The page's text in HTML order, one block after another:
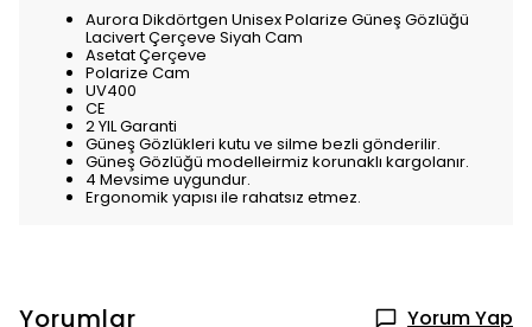
Aurora Dikdörtgen Unisex Polarize Güneş Gözlüğü
Lacivert Çerçeve Siyah Cam
Asetat Çerçeve
Polarize Cam
UV400
CE
2 YIL Garanti
Güneş Gözlükleri kutu ve silme bezli gönderilir.
Güneş Gözlüğü modelleirmiz korunaklı kargolanır.
4 Mevsime uygundur.
Ergonomik yapısı ile rahatsız etmez.
Yorumlar Yorum Yap